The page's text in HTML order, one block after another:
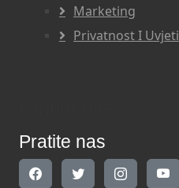
Marketing
Privatnost I Uvjeti
Pratite nas